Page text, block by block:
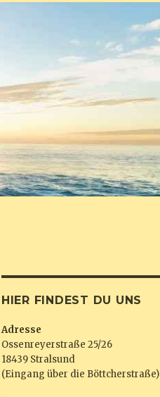
HIER FINDEST DU UNS
Adresse
Ossenreyerstraße 25/26
18439 Stralsund
(Eingang über die Böttcherstraße)